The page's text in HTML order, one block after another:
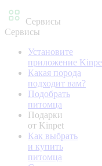
Сервисы
Сервисы
Установите
приложение
Какая порода
подходит вам?
Подобрать
питомца
Подарки
от Kinpet
Как выбрать
и купить
питомца